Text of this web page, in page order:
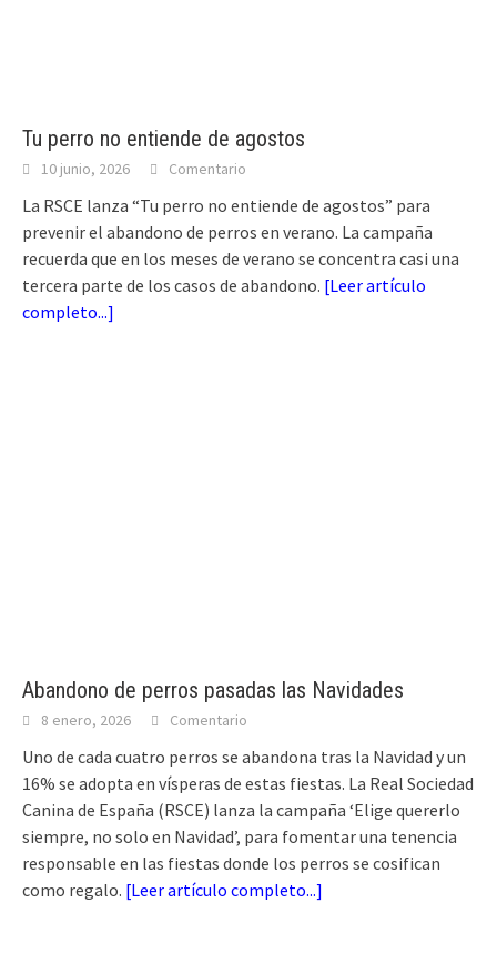
Tu perro no entiende de agostos
10 junio, 2026 Comentario
La RSCE lanza “Tu perro no entiende de agostos” para
prevenir el abandono de perros en verano. La campaña
recuerda que en los meses de verano se concentra casi una
tercera parte de los casos de abandono. [Leer artículo
completo...]
Abandono de perros pasadas las Navidades
8 enero, 2026 Comentario
Uno de cada cuatro perros se abandona tras la Navidad y un
16% se adopta en vísperas de estas fiestas. La Real Sociedad
Canina de España (RSCE) lanza la campaña ‘Elige quererlo
siempre, no solo en Navidad’, para fomentar una tenencia
responsable en las fiestas donde los perros se cosifican
como regalo. [Leer artículo completo...]